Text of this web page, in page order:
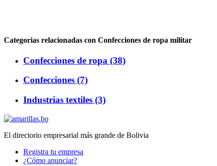
Categorias relacionadas con Confecciones de ropa militar
Confecciones de ropa (38)
Confecciones (7)
Industrias textiles (3)
El directorio empresarial más grande de Bolivia
Registra tu empresa
¿Cómo anunciar?